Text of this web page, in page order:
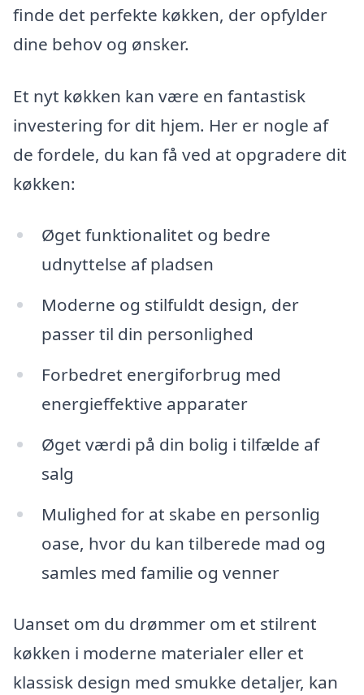
finde det perfekte køkken, der opfylder
dine behov og ønsker.
Et nyt køkken kan være en fantastisk
investering for dit hjem. Her er nogle af
de fordele, du kan få ved at opgradere dit
køkken:
Øget funktionalitet og bedre
udnyttelse af pladsen
Moderne og stilfuldt design, der
passer til din personlighed
Forbedret energiforbrug med
energieffektive apparater
Øget værdi på din bolig i tilfælde af
salg
Mulighed for at skabe en personlig
oase, hvor du kan tilberede mad og
samles med familie og venner
Uanset om du drømmer om et stilrent
køkken i moderne materialer eller et
klassisk design med smukke detaljer, kan